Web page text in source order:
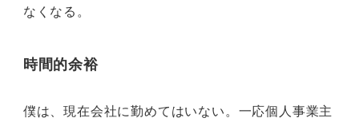
なくなる。
時間的余裕
僕は、現在会社に勤めてはいない。一応個人事業主